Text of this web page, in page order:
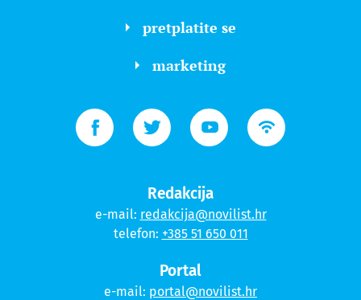
pretplatite se
marketing
Redakcija
e-mail: redakcija@novilist.hr
telefon: +385 51 650 011
Portal
e-mail: portal@novilist.hr